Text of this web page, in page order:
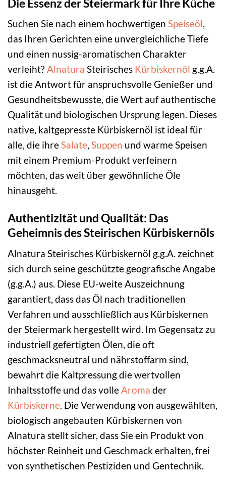
Suchen Sie nach einem hochwertigen Speiseöl,
das Ihren Gerichten eine unvergleichliche Tiefe
und einen nussig-aromatischen Charakter
verleiht?Alnatura Steirisches Kürbiskernöl g.g.A.
ist die Antwort für anspruchsvolle Genießer und
Gesundheitsbewusste, die Wert auf authentische
Qualität und biologischen Ursprung legen. Dieses
native, kaltgepresste Kürbiskernöl ist ideal für
alle, die ihreSalate, Suppen und warme Speisen
mit einem Premium-Produkt verfeinern
möchten, das weit über gewöhnliche Öle
hinausgeht.
Authentizität und Qualität: Das
Geheimnis des Steirischen Kürbiskernöls
Alnatura Steirisches Kürbiskernöl g.g.A. zeichnet
sich durch seine geschützte geografische Angabe
(g.g.A.) aus. Diese EU-weite Auszeichnung
garantiert, dass das Öl nach traditionellen
Verfahren und ausschließlich aus Kürbiskernen
der Steiermark hergestellt wird. Im Gegensatz zu
industriell gefertigten Ölen, die oft
geschmacksneutral und nährstoffarm sind,
bewahrt die Kaltpressung die wertvollen
Inhaltsstoffe und das volle Aroma der
Kürbiskerne . Die Verwendung von ausgewählten,
biologisch angebauten Kürbiskernen von
Alnatura stellt sicher, dass Sie ein Produkt von
höchster Reinheit und Geschmack erhalten, frei
von synthetischen Pestiziden und Gentechnik.